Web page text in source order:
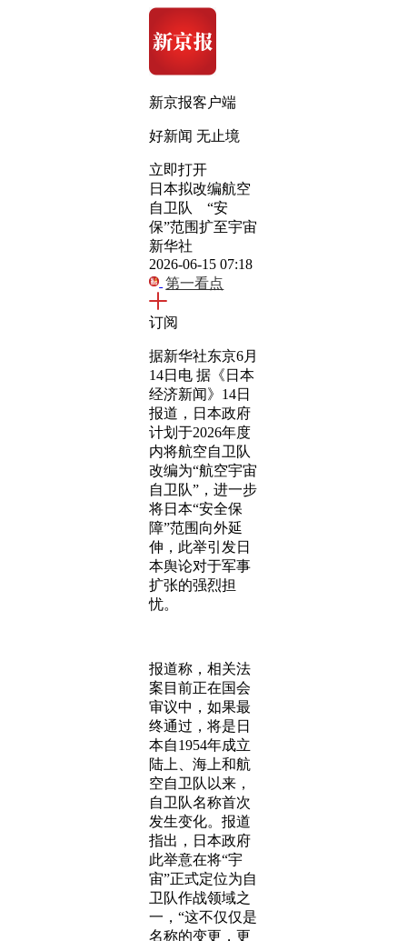
新京报客户端
好新闻 无止境
立即打开
日本拟改编航空
自卫队 “安
保”范围扩至宇宙
新华社
2026-06-15 07:18
第一看点
订阅
据新华社东京6月
14日电 据《日本
经济新闻》14日
报道，日本政府
计划于2026年度
内将航空自卫队
改编为“航空宇宙
自卫队”，进一步
将日本“安全保
障”范围向外延
伸，此举引发日
本舆论对于军事
扩张的强烈担
忧。
报道称，相关法
案目前正在国会
审议中，如果最
终通过，将是日
本自1954年成立
陆上、海上和航
空自卫队以来，
自卫队名称首次
发生变化。报道
指出，日本政府
此举意在将“宇
宙”正式定位为自
卫队作战领域之
一，“这不仅仅是
名称的变更，更